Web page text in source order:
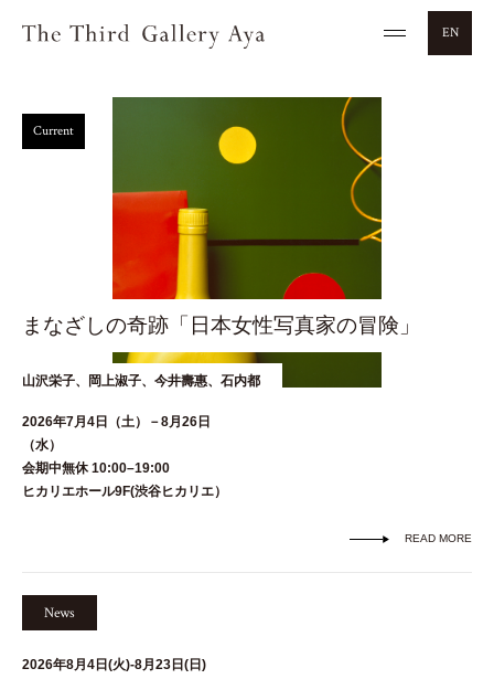
EN
まなざしの奇跡「日本女性写真家の冒険」
山沢栄子、岡上淑子、今井壽惠、石内都
Current
2026年7月4日（土）－8月26日
（水
会期中無休 10:00–19:00
ヒカリエホール9F(渋谷ヒカリエ）
READ MORE
News
2026年8月4日(火)-8月23日(日)